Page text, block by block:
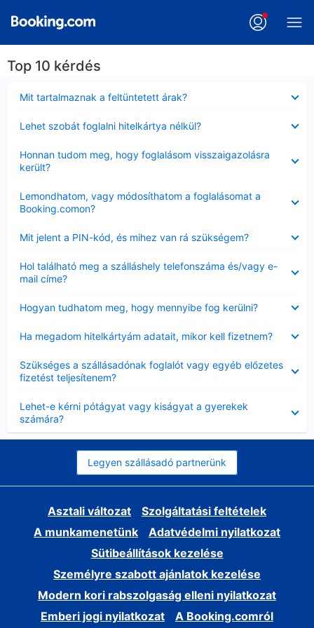
Top 10 kérdés
Mit tartalmaznak a feltüntetett árak?
Lehet szobát foglalni hitelkártya nélkül?
Honnan tudom meg, hogy foglalásom visszaigazolásra
került?
Lemondhatom, vagy módosíthatom a foglalásomat a
Booking.comon?
Mit jelent a PIN-kód, és mihez van rá szükségem?
Hol található meg a szálláshely telefonszáma és/vagy e-
mail címe?
Hogyan tudhatom meg, hogy mennyibe fog kerülni?
Ha megadom hitelkártyám adatait, mikor kell fizetnem?
Szükséges a szállásadónak foglalót vagy egyéb előzetes
fizetést teljesítenem?
Lehet-e kérni pótágyat vagy kiságyat a gyerekek
számára?
Legyen szállásadó partnerünk
Asztali változat
Szolgáltatási feltételek
A munkamenetünk
Adatvédelmi nyilatkozat
Sütibeállítások kezelése
Személyre szabott ajánlatok kezelése
Modern kori rabszolgaság elleni nyilatkozat
Emberi jogi nyilatkozat
A Booking.comról